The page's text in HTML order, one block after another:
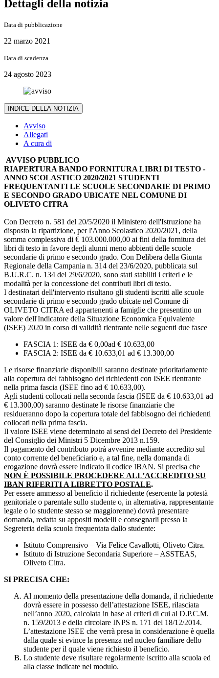
Dettagli della notizia
Data di pubblicazione
22 marzo 2021
Data di scadenza
24 agosto 2023
INDICE DELLA NOTIZIA
Avviso
Allegati
A cura di
AVVISO PUBBLICO
RIAPERTURA BANDO FORNITURA LIBRI DI TESTO -
ANNO SCOLASTICO 2020/2021 STUDENTI
FREQUENTANTI LE SCUOLE SECONDARIE DI PRIMO
E SECONDO GRADO UBICATE NEL COMUNE DI
OLIVETO CITRA
Con Decreto n. 581 del 20/5/2020 il Ministero dell'Istruzione ha
disposto la ripartizione, per l'Anno Scolastico 2020/2021, della
somma complessiva di € 103.000.000,00 ai fini della fornitura dei
libri di testo in favore degli alunni meno abbienti delle scuole
secondarie di primo e secondo grado. Con Delibera della Giunta
Regionale della Campania n. 314 del 23/6/2020, pubblicata sul
B.U.R.C. n. 134 del 29/6/2020, sono stati stabiliti i criteri e le
modalità per la concessione dei contributi libri di testo.
I destinatari dell'intervento risultano gli studenti iscritti alle scuole
secondarie di primo e secondo grado ubicate nel Comune di
OLIVETO CITRA ed appartenenti a famiglie che presentino un
valore dell'Indicatore della Situazione Economica Equivalente
(ISEE) 2020 in corso di validità rientrante nelle seguenti due fasce
FASCIA 1: ISEE da € 0,00ad € 10.633,00
FASCIA 2: ISEE da € 10.633,01 ad € 13.300,00
Le risorse finanziarie disponibili saranno destinate prioritariamente
alla copertura del fabbisogno dei richiedenti con ISEE rientrante
nella prima fascia (ISEE fino ad € 10.633,00).
Agli studenti collocati nella seconda fascia (ISEE da € 10.633,01 ad
€ 13.300,00) saranno destinate le risorse finanziarie che
residueranno dopo la copertura totale del fabbisogno dei richiedenti
collocati nella prima fascia.
Il valore ISEE viene determinato ai sensi del Decreto del Presidente
del Consiglio dei Ministri 5 Dicembre 2013 n.159.
Il pagamento del contributo potrà avvenire mediante accredito sul
conto corrente del beneficiario e, a tal fine, nella domanda di
erogazione dovrà essere indicato il codice IBAN. Si precisa che
NON È POSSIBILE PROCEDERE ALL’ACCREDITO SU
IBAN RIFERITI A LIBRETTO POSTALE.
Per essere ammesso al beneficio il richiedente (esercente la potestà
genitoriale o parentale sullo studente o, in alternativa, rappresentante
legale o lo studente stesso se maggiorenne) dovrà presentare
domanda, redatta su appositi modelli e consegnarli presso la
Segreteria della scuola frequentata dallo studente:
Istituto Comprensivo – Via Felice Cavallotti, Oliveto Citra.
Istituto di Istruzione Secondaria Superiore – ASSTEAS,
Oliveto Citra.
SI PRECISA CHE:
Al momento della presentazione della domanda, il richiedente
dovrà essere in possesso dell’attestazione ISEE, rilasciata
nell’anno 2020, calcolata in base ai criteri di cui al D.P.C.M.
n. 159/2013 e della circolare INPS n. 171 del 18/12/2014.
L’attestazione ISEE che verrà presa in considerazione è quella
dalla quale si evince la presenza nel nucleo familiare dello
studente per il quale viene richiesto il beneficio.
Lo studente deve risultare regolarmente iscritto alla scuola ed
alla classe indicate nel modulo.